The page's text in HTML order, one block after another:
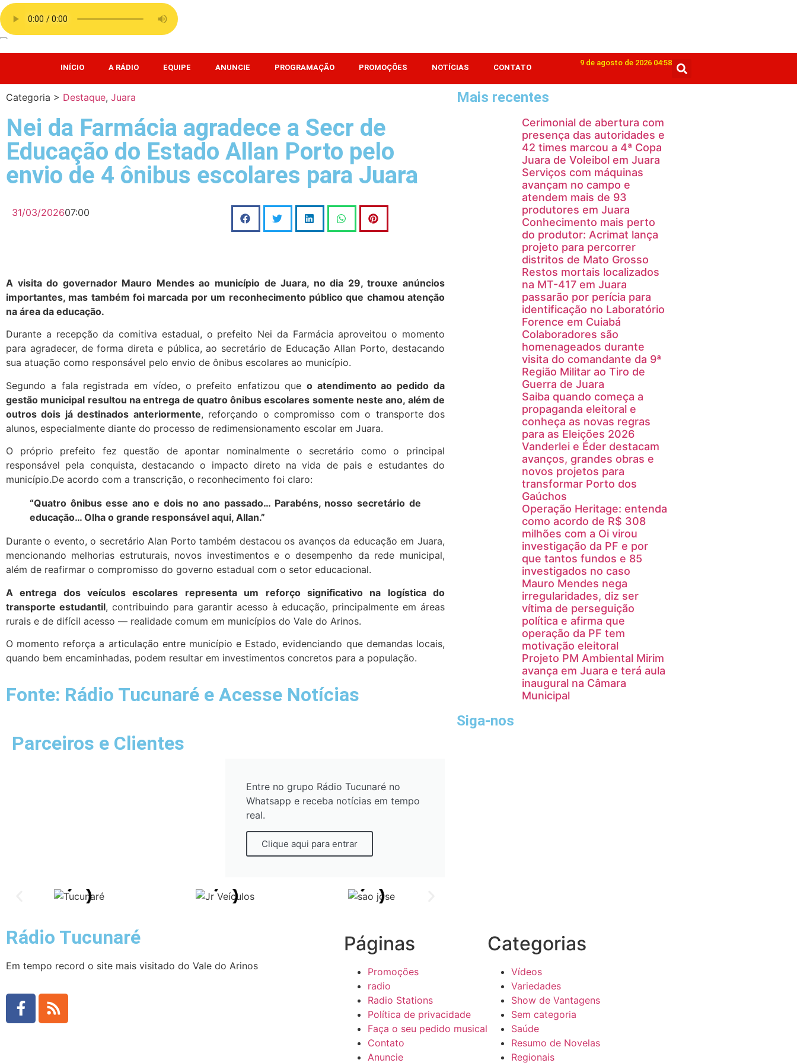
INÍCIO A RÁDIO EQUIPE ANUNCIE PROGRAMAÇÃO PROMOÇÕES NOTÍCIAS CONTATO
9 de agosto de 2026 04:58
Categoria > Destaque, Juara
Nei da Farmácia agradece a Secr de
Educação do Estado Allan Porto pelo
envio de 4 ônibus escolares para Juara
31/03/202607:00
A visita do governador Mauro Mendesao município de Juara, no dia 29, trouxe anúncios
importantes, mas também foi marcada por um reconhecimento público que chamou atenção
na área da educação.
Durante a recepção da comitiva estadual, o prefeito Nei da Farmácia aproveitou o momento
para agradecer, de forma direta e pública, ao secretário de EducaçãoAllan Porto, destacando
sua atuação como responsável pelo envio de ônibus escolares ao município.
Segundo a fala registrada em vídeo, o prefeito enfatizou que o atendimento ao pedido da
gestão municipal resultou na entrega de quatro ônibus escolares somente neste ano, além de
outros dois já destinados anteriormente, reforçando o compromisso com o transporte dos
alunos, especialmente diante do processo de redimensionamento escolar em Juara.
O próprio prefeito fez questão de apontar nominalmente o secretário como o principal
responsável pela conquista, destacando o impacto direto na vida de pais e estudantes do
município.De acordo com a transcrição, o reconhecimento foi claro:
“Quatro ônibus esse ano e dois no ano passado… Parabéns, nosso secretário de
educação… Olha o grande responsável aqui, Allan.”
Durante o evento, o secretário Alan Porto também destacou os avanços da educação em Juara,
mencionando melhorias estruturais, novos investimentos e o desempenho da rede municipal,
além de reafirmar o compromisso do governo estadual com o setor educacional.
A entrega dos veículos escolares representa um reforço significativo na logística do
transporte estudantil, contribuindo para garantir acesso à educação, principalmente em áreas
rurais e de difícil acesso — realidade comum em municípios do Vale do Arinos.
O momento reforça a articulação entre município e Estado, evidenciando que demandas locais,
quando bem encaminhadas, podem resultar em investimentos concretos para a população.
Fonte: Rádio Tucunaré e Acesse Notícias
Parceiros e Clientes
Entre no grupo Rádio Tucunaré no
Whatsapp e receba notícias em tempo
real.
Clique aqui para entrar
Mais recentes
Cerimonial de abertura com
presença das autoridades e
42 times marcou a 4ª Copa
Juara de Voleibol em Juara
Serviços com máquinas
avançam no campo e
atendem mais de 93
produtores em Juara
Conhecimento mais perto
do produtor: Acrimat lança
projeto para percorrer
distritos de Mato Grosso
Restos mortais localizados
na MT-417 em Juara
passarão por perícia para
identificação no Laboratório
Forence em Cuiabá
Colaboradores são
homenageados durante
visita do comandante da 9ª
Região Militar ao Tiro de
Guerra de Juara
Saiba quando começa a
propaganda eleitoral e
conheça as novas regras
para as Eleições 2026
Vanderlei e Éder destacam
avanços, grandes obras e
novos projetos para
transformar Porto dos
Gaúchos
Operação Heritage: entenda
como acordo de R$ 308
milhões com a Oi virou
investigação da PF e por
que tantos fundos e 85
investigados no caso
Mauro Mendes nega
irregularidades, diz ser
vítima de perseguição
política e afirma que
operação da PF tem
motivação eleitoral
Projeto PM Ambiental Mirim
avança em Juara e terá aula
inaugural na Câmara
Municipal
Siga-nos
Rádio Tucunaré
Em tempo record o site mais visitado do Vale do Arinos
Páginas
Promoções
radio
Radio Stations
Política de privacidade
Faça o seu pedido musical
Contato
Anuncie
Categorias
Vídeos
Variedades
Show de Vantagens
Sem categoria
Saúde
Resumo de Novelas
Regionais